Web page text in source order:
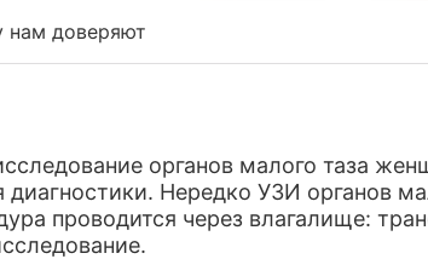
нам доверяют
органов малого таза
Нередко УЗИ органов
проводится через влагалище: